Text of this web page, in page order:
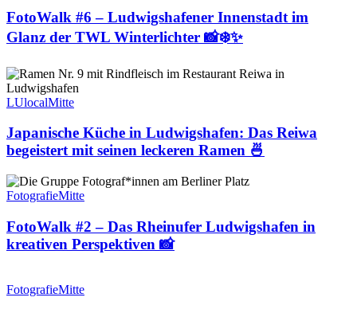
Innenstadt
im
Glanz
TWL
Winterlichter
📸
FotoWalk #6 – Ludwigshafener Innenstadt im
Glanz der TWL Winterlichter 📸❄️✨
Japanische
Küche
in
Das
Reiwa
begeistert
mit
seinen
leckeren
🍜
LUlocalMitte
Japanische Küche in Ludwigshafen: Das Reiwa
begeistert mit seinen leckeren Ramen 🍜
FotoWalk
#2
Das
Rheinufer
Ludwigshafen
Perspektiven
FotografieMitte
FotoWalk #2 – Das Rheinufer Ludwigshafen in
kreativen Perspektiven 📸
#1
FotografieMitte